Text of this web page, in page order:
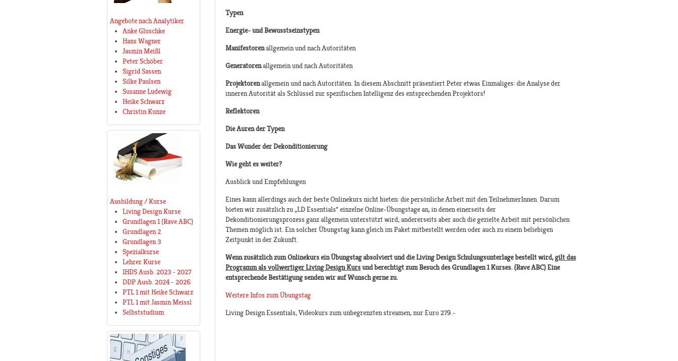
Typen
Energie- und Bewusstseinstypen
Manifestorenallgemein und nach Autoritäten
Generatorenallgemein und nach Autoritäten
Projektorenallgemein und nach Autoritäten. In diesem Abschnitt präsentiert Peter etwas Einmaliges: die Analyse der
inneren Autorität als Schlüssel zur spezifischen Intelligenz des entsprechenden Projektors!
Reflektoren
Die Auren der Typen
Das Wunder der Dekonditionierung
Wie geht es weiter?
Ausblick und Empfehlungen
Eines kann allerdings auch der beste Onlinekurs nicht bieten: die persönliche Arbeit mit den TeilnehmerInnen. Darum
bieten wir zusätzlich zu „LD Essentials“ einzelne Online-Übungstage an, in denen einerseits der
Dekonditionierungsprozess ganz allgemein unterstützt wird, andererseits aber auch die gezielte Arbeit mit persönlichen
Themen möglich ist. Ein solcher Übungstag kann gleich im Paket mitbestellt werden oder auch zu einem beliebigen
Zeitpunkt in der Zukunft.
Wenn zusätzlich zum Onlinekurs ein Übungstag absolviert und die Living Design Schulungsunterlage bestellt wird,gilt das
Programm als vollwertiger Living Design Kursund berechtigt zum Besuch des Grundlagen 1 Kurses. (Rave ABC) Eine
entsprechende Bestätigung senden wir auf Wunsch gerne zu.
Weitere Infos zum Übungstag
Living Design Essentials, Videokurs zum unbegrenzten streamen, nur Euro 279.-
Angebote nach Analytiker
Anke Gluschke
Hans Wagner
Jasmin Meißl
Peter Schöber
Sigrid Sassen
Silke Paulsen
Susanne Ludewig
Heike Schwarz
Christin Kunze
Ausbildung / Kurse
Living Design Kurse
Grundlagen 1 (Rave ABC)
Grundlagen 2
Grundlagen 3
Spezialkurse
Lehrer Kurse
IHDS Ausb. 2023 - 2027
DDP Ausb. 2024 - 2026
PTL 1 mit Heike Schwarz
PTL 1 mit Jasmin Meissl
Selbststudium